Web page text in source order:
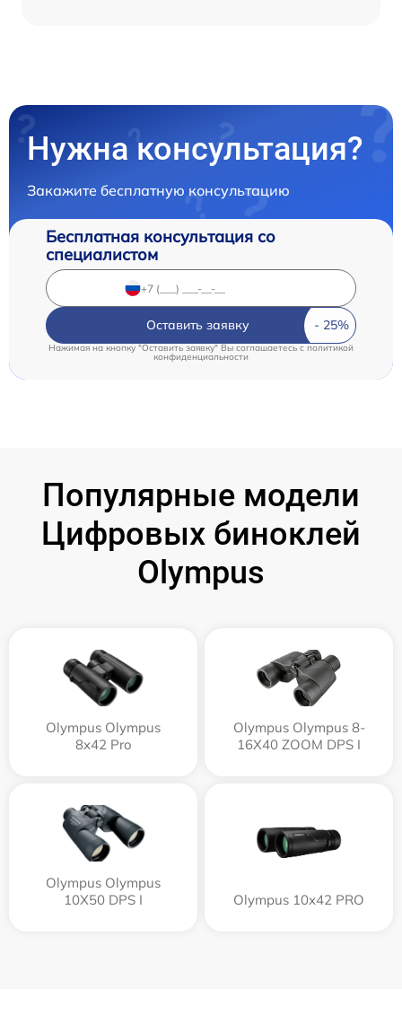
Нужна консультация?
Закажите бесплатную консультацию
Бесплатная консультация со
специалистом
Оставить заявку
Нажимая на кнопку "Оставить заявку" Вы соглашаетесь c политикой
конфиденциальности
Популярные модели
Цифровых биноклей
Olympus
Olympus Olympus
8x42 Pro
Olympus Olympus 8-
16X40 ZOOM DPS I
Olympus Olympus
10X50 DPS I
Olympus 10x42 PRO